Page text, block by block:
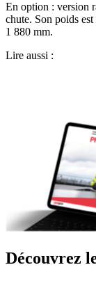
En option : version
chute. Son poids
1 880 mm.
Lire aussi :
Découvrez